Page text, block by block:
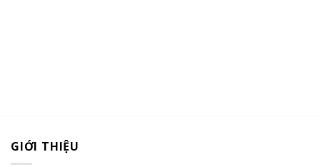
GIỚI THIỆU